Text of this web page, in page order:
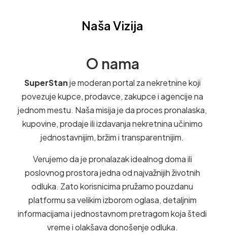
Naša Vizija
O nama
SuperStanje moderan portal za nekretnine koji
povezuje kupce, prodavce, zakupce i agencije na
jednom mestu. Naša misija je da proces pronalaska,
kupovine, prodaje ili izdavanja nekretnina učinimo
jednostavnijim, bržim i transparentnijim.
Verujemo da je pronalazak idealnog doma ili
poslovnog prostora jedna od najvažnijih životnih
odluka. Zato korisnicima pružamo pouzdanu
platformu sa velikim izborom oglasa, detaljnim
informacijama i jednostavnom pretragom koja štedi
vreme i olakšava donošenje odluka.